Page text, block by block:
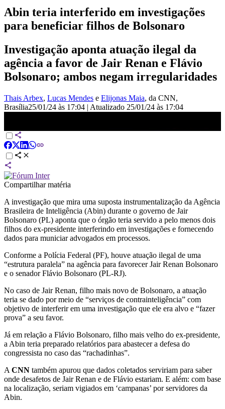
Abin teria interferido em investigações
para beneficiar filhos de Bolsonaro
Investigação aponta atuação ilegal da
agência a favor de Jair Renan e Flávio
Bolsonaro; ambos negam irregularidades
Thais Arbex, Lucas Mendes e Elijonas Maia, da CNN,
Brasília25/01/24 às 17:04 | Atualizado 25/01/24 às 17:04
Compartilhar matéria
A investigação que mira uma suposta instrumentalização da Agência
Brasileira de Inteligência (Abin) durante o governo de Jair
Bolsonaro (PL) aponta que o órgão teria servido a pelo menos dois
filhos do ex-presidente interferindo em investigações e fornecendo
dados para municiar advogados em processos.
Conforme a Polícia Federal (PF), houve atuação ilegal de uma
“estrutura paralela” na agência para favorecer Jair Renan Bolsonaro
e o senador Flávio Bolsonaro (PL-RJ).
No caso de Jair Renan, filho mais novo de Bolsonaro, a atuação
teria se dado por meio de “serviços de contrainteligência” com
objetivo de interferir em uma investigação que ele era alvo e “fazer
prova” a seu favor.
Já em relação a Flávio Bolsonaro, filho mais velho do ex-presidente,
a Abin teria preparado relatórios para abastecer a defesa do
congressista no caso das “rachadinhas”.
A CNN também apurou que dados coletados serviriam para saber
onde desafetos de Jair Renan e de Flávio estariam. E além: com base
na localização, seriam vigiados em ‘campanas’ por servidores da
Abin.